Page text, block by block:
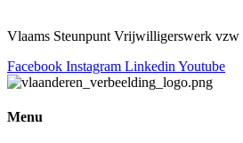
Vlaams Steunpunt Vrijwilligerswerk vzw
Facebook Instagram Linkedin Youtube
Menu